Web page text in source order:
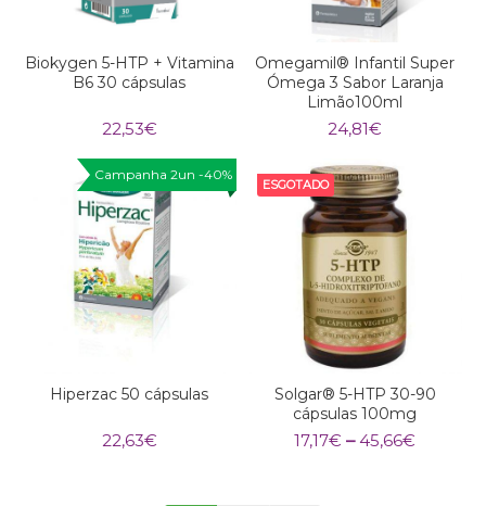
Biokygen 5-HTP + Vitamina
B6 30 cápsulas
22,53€
Omegamil® Infantil Super
Ómega 3 Sabor Laranja
Limão100ml
24,81€
Campanha 2un -40%
Hiperzac 50 cápsulas
22,63€
ESGOTADO
Solgar® 5-HTP 30-90
cápsulas 100mg
17,17€ – 45,66€